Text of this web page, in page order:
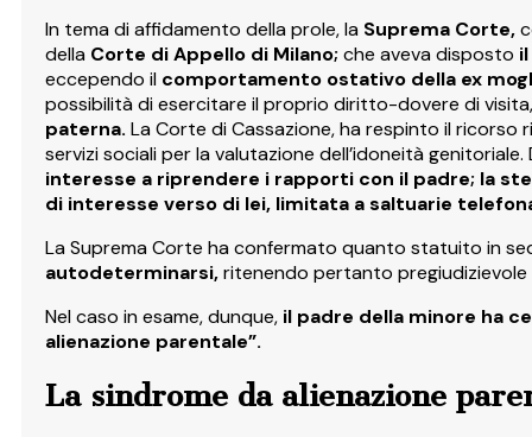
In tema di affidamento della prole, la Suprema Corte,
della Corte di Appello di Milano; che aveva disposto
eccependo il comportamento ostativo della ex
possibilità di esercitare il proprio diritto-dovere di
paterna. La Corte di Cassazione, ha respinto il ricorso
servizi sociali per la valutazione dell’idoneità
interesse a riprendere i rapporti con il padre; la
di interesse verso di lei, limitata a saltuarie
La Suprema Corte ha confermato quanto statuito in
autodeterminarsi,ritenendo pertanto
Nel caso in esame, dunque, il padre della minore ha
alienazione parentale”.
La sindrome da alienazione